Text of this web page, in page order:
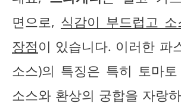
면으로, 식감이 부드럽고
장점이 있습니다. 이러한 파
소스)의 특징은 특히 토마
소스와 환상의 궁합을 자랑